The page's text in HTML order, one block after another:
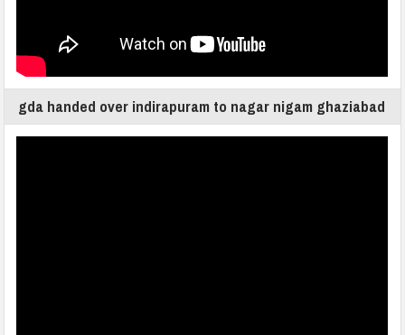
gda handed over indirapuram to nagar nigam ghaziabad